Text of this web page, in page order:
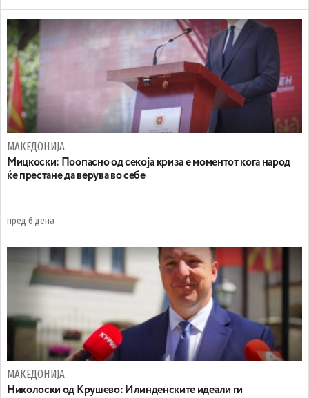
МАКЕДОНИЈА
Мицкоски: Поопасно од секоја криза е моментот кога народ
ќе престане да верува во себе
пред 6 дена
МАКЕДОНИЈА
Николоски од Крушево: Илинденските идеали ги